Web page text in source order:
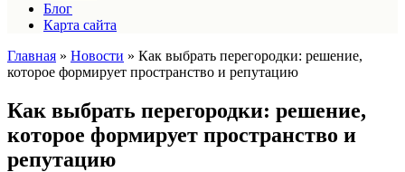
Блог
Карта сайта
Главная » Новости » Как выбрать перегородки: решение,
которое формирует пространство и репутацию
Как выбрать перегородки: решение,
которое формирует пространство и
репутацию